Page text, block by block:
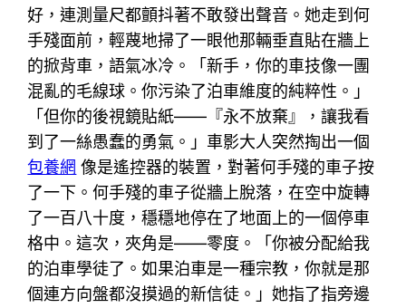
好，連測量尺都顫抖著不敢發出聲音。她走到何
手殘面前，輕蔑地掃了一眼他那輛垂直貼在牆上
的掀背車，語氣冰冷。「新手，你的車技像一團
混亂的毛線球。你污染了泊車維度的純粹性。」
「但你的後視鏡貼紙——『永不放棄』，讓我看
到了一絲愚蠢的勇氣。」車影大人突然掏出一個
包養網 像是遙控器的裝置，對著何手殘的車子按
了一下。何手殘的車子從牆上脫落，在空中旋轉
了一百八十度，穩穩地停在了地面上的一個停車
格中。這次，夾角是——零度。「你被分配給我
的泊車學徒了。如果泊車是一種宗教，你就是那
個連方向盤都沒摸過的新信徒。」她指了指旁邊